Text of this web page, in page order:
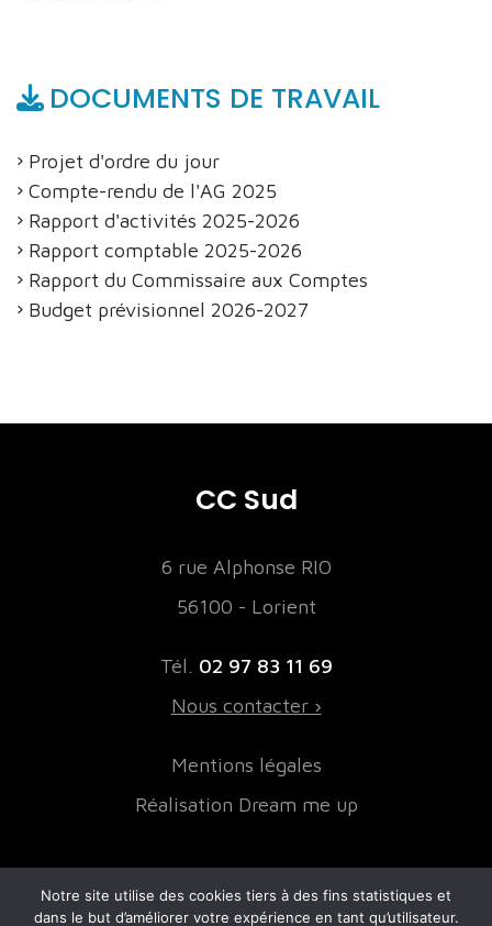
DOCUMENTS DE TRAVAIL
Projet d'ordre du jour
Compte-rendu de l'AG 2025
Rapport d'activités 2025-2026
Rapport comptable 2025-2026
Rapport du Commissaire aux Comptes
Budget prévisionnel 2026-2027
CC Sud
6 rue Alphonse RIO
56100 - Lorient
Tél. 02 97 83 11 69
Nous contacter ›
Mentions légales
Réalisation Dream me up
NOS PARTENAIRES FINANCIERS
Notre site utilise des cookies tiers à des fins statistiques et
dans le but d’améliorer votre expérience en tant qu’utilisateur.